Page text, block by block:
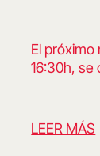
El
16:30h, se
LEER MÁS